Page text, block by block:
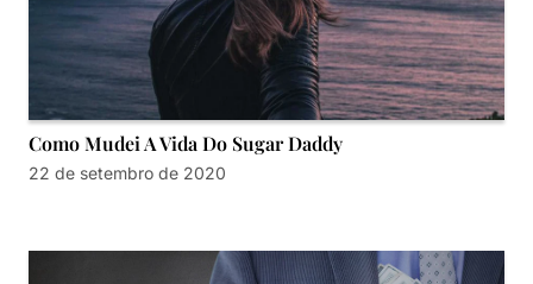
Como Mudei A Vida Do Sugar Daddy
22 de setembro de 2020